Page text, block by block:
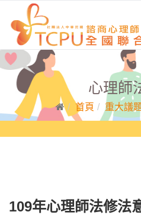
心理師
首頁 重大議
109年心理師法修法